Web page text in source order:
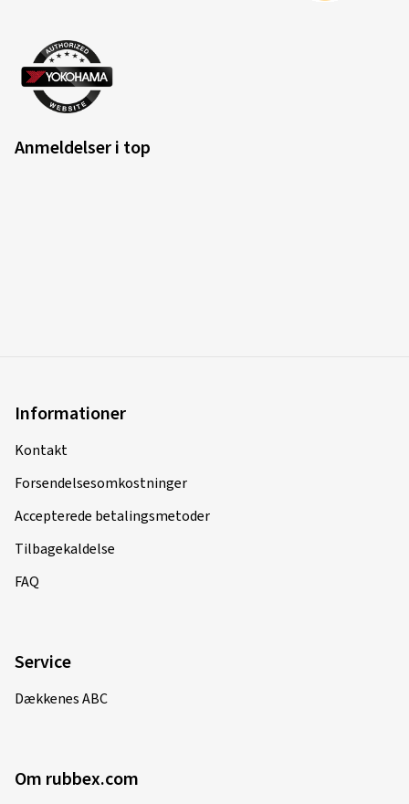
Anmeldelser i top
Informationer
Kontakt
Forsendelsesomkostninger
Accepterede betalingsmetoder
Tilbagekaldelse
FAQ
Service
Dækkenes ABC
Om rubbex.com